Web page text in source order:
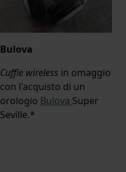
Bulova
Cuffie wireless in omaggio
con l'acquisto di un
orologio Bulova Super
Seville.*